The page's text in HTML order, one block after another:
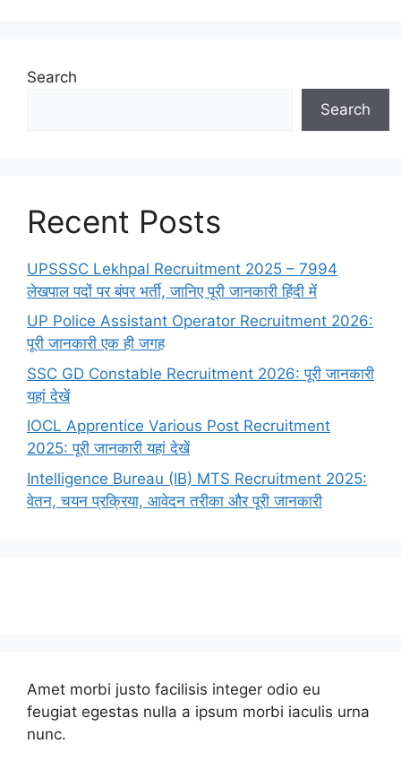
Search
Search
Recent Posts
UPSSSC Lekhpal Recruitment 2025 – 7994
लेखपाल पदों पर बंपर भर्ती, जानिए पूरी जानकारी हिंदी में
UP Police Assistant Operator Recruitment 2026:
पूरी जानकारी एक ही जगह
SSC GD Constable Recruitment 2026: पूरी जानकारी
यहां देखें
IOCL Apprentice Various Post Recruitment
2025: पूरी जानकारी यहां देखें
Intelligence Bureau (IB) MTS Recruitment 2025:
वेतन, चयन प्रक्रिया, आवेदन तरीका और पूरी जानकारी
Amet morbi justo facilisis integer odio eu
feugiat egestas nulla a ipsum morbi iaculis urna
nunc.